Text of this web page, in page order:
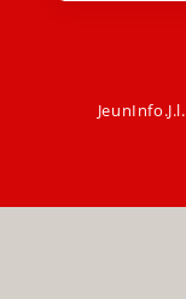
JeunInfo.J.l.